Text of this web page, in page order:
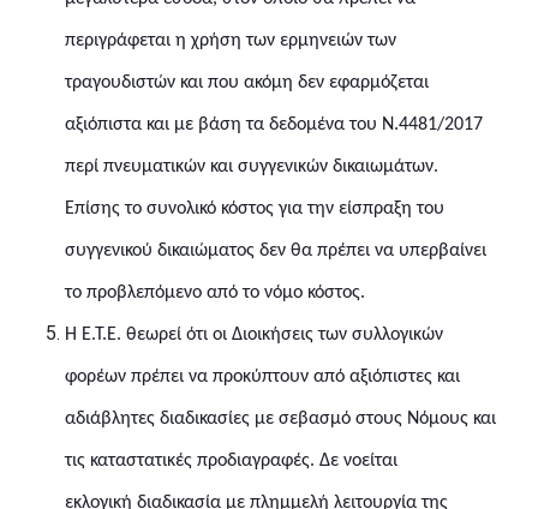
περιγράφεται η χρήση των ερμηνειών των
τραγουδιστών και που ακόμη δεν εφαρμόζεται
αξιόπιστα και με βάση τα δεδομένα του Ν.4481/2017
περί πνευματικών και συγγενικών δικαιωμάτων.
Επίσης το συνολικό κόστος για την είσπραξη του
συγγενικού δικαιώματος δεν θα πρέπει να υπερβαίνει
το προβλεπόμενο από το νόμο κόστος.
Η Ε.Τ.Ε. θεωρεί ότι οι Διοικήσεις των συλλογικών
φορέων πρέπει να προκύπτουν από αξιόπιστες και
αδιάβλητες διαδικασίες με σεβασμό στους Νόμους και
τις καταστατικές προδιαγραφές. Δε νοείται
εκλογική διαδικασία με πλημμελή λειτουργία της